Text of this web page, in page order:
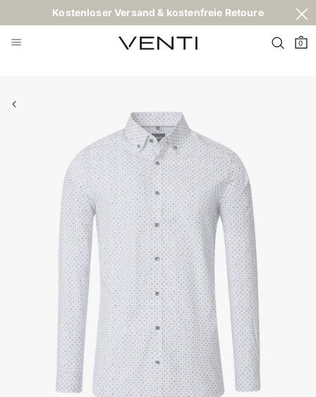
Kostenloser Versand & kostenfreie Retoure
0